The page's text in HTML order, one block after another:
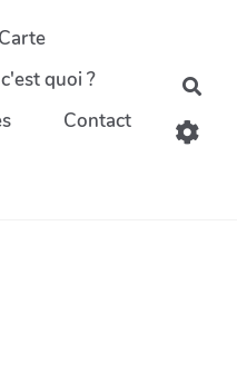
quoi ?
Contact